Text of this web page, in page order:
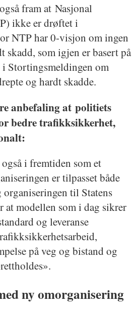
fram at Nasjonal
ikke er drøftet i
NTP har 0-visjon om ingen
skadd, som igjen er basert på
Stortingsmeldingen om
og hardt skadde.
anbefaling at politiets
bedre trafikksikkerhet,
i fremtiden som et
er tilpasset både
til Statens
at modellen som i dag sikrer
og leveranse
på veg og bistand og
ny omorganisering